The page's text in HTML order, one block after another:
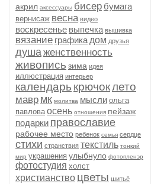
акрил аксессуары бисер бумага
вернисаж весна видео
воскресенье выпечка вышивка
вязание графика дом друзья
душаженственность
живопись зима идея
иллюстрация интерьер
календарь крючоклето
мавр мк молитва мысли ольга
павлова осень отношения пейзаж
подарки православие
рабочее место ребенок семья сердце
стихи странствия текстиль тонкий
мир украшения улыбнуло фотопленэр
фотостудия холст
христианство цветы шитьё